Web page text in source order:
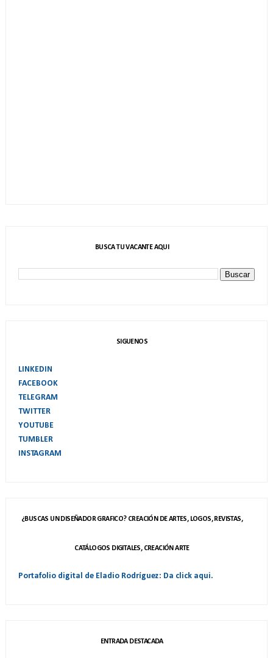
BUSCA TU VACANTE AQUI
SIGUENOS
LINKEDIN
FACEBOOK
TELEGRAM
TWITTER
YOUTUBE
TUMBLER
INSTAGRAM
¿BUSCAS UN DISEÑADOR GRAFICO? CREACIÓN DE ARTES, LOGOS, REVISTAS,
CATÁLOGOS DIGITALES, CREACIÓN ARTE
Portafolio digital de Eladio Rodríguez: Da click aqui.
ENTRADA DESTACADA